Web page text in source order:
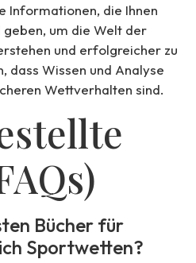
Informationen, die Ihnen
um die Welt der
und erfolgreicher zu
dass Wissen und Analyse
Wettverhalten sind.
Bücher für
Sportwetten?